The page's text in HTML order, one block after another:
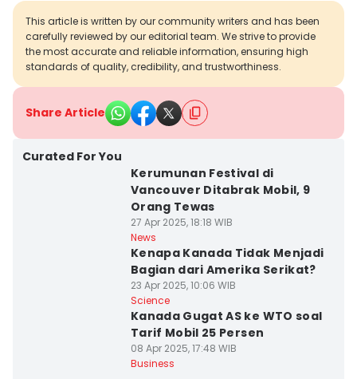
This article is written by our community writers and has been
carefully reviewed by our editorial team. We strive to provide
the most accurate and reliable information, ensuring high
standards of quality, credibility, and trustworthiness.
Share Article
Curated For You
Kerumunan Festival di
Vancouver Ditabrak Mobil, 9
Orang Tewas
27 Apr 2025, 18:18 WIB
News
Kenapa Kanada Tidak Menjadi
Bagian dari Amerika Serikat?
23 Apr 2025, 10:06 WIB
Science
Kanada Gugat AS ke WTO soal
Tarif Mobil 25 Persen
08 Apr 2025, 17:48 WIB
Business